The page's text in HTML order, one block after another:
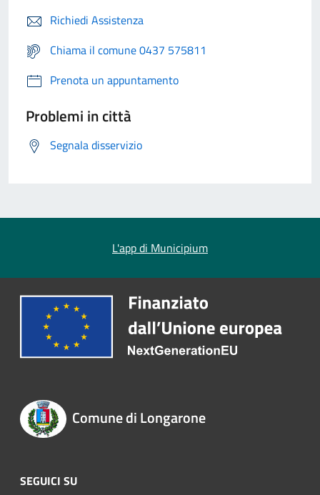
Richiedi Assistenza
Chiama il comune 0437 575811
Prenota un appuntamento
Problemi in città
Segnala disservizio
L'app di Municipium
Comune di Longarone
SEGUICI SU